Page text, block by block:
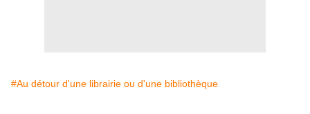
#Au détour d'une librairie ou d'une bibliothèque